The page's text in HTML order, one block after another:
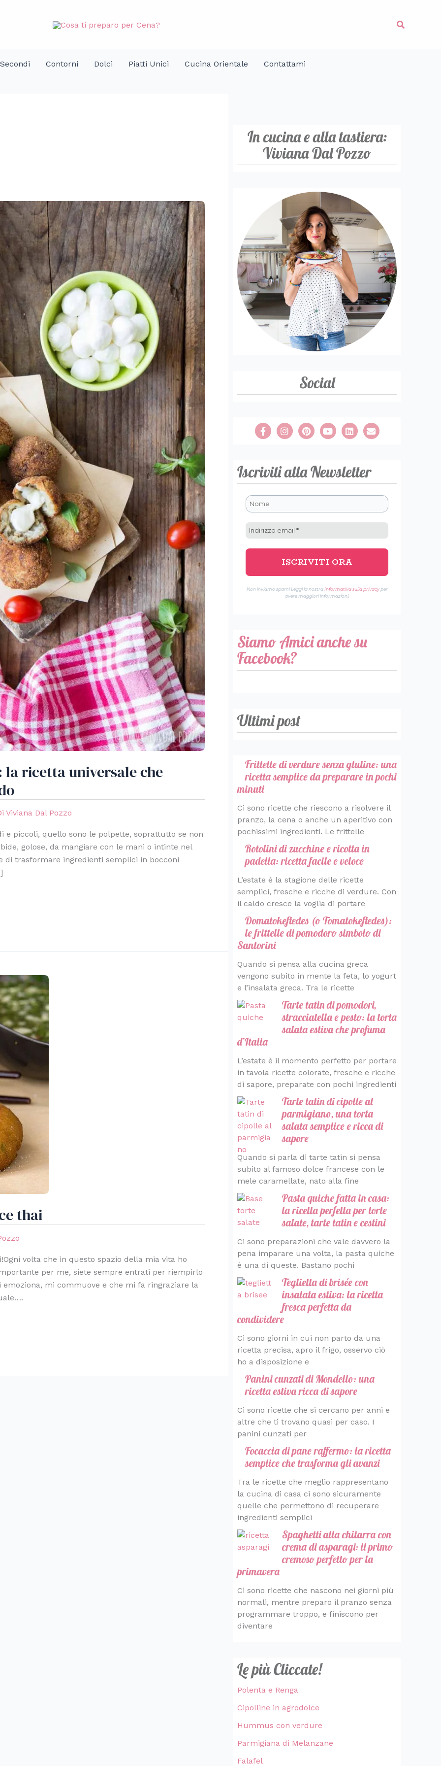
Cerca
Secondi Contorni Dolci Piatti Unici Cucina Orientale Contattami
la ricetta universale che
Viviana Dal Pozzo
e piccoli, quello sono le polpette, soprattutto se non
golose, da mangiare con le mani o intinte nel
di trasformare ingredienti semplici in bocconi
thai
volta che in questo spazio della mia vita ho
per me, siete sempre entrati per riempirlo
mi commuove e che mi fa ringraziare la
In cucina e alla tastiera:
Viviana Dal Pozzo
Social
Iscriviti alla Newsletter
Non inviamo spam! Leggi la nostraInformativa sulla privacyper
avere maggiori informazioni.
Siamo Amici anche su
Facebook?
Ultimi post
Frittelle di verdure senza glutine: una
ricetta semplice da preparare in pochi
minuti
Ci sono ricette che riescono a risolvere il
pranzo, la cena o anche un aperitivo con
pochissimi ingredienti. Le frittelle
Rotolini di zucchine e ricotta in
padella: ricetta facile e veloce
L’estate è la stagione delle ricette
semplici, fresche e ricche di verdure. Con
il caldo cresce la voglia di portare
Domatokeftedes (o Tomatokeftedes):
le frittelle di pomodoro simbolo di
Santorini
Quando si pensa alla cucina greca
vengono subito in mente la feta, lo yogurt
e l’insalata greca. Tra le ricette
Tarte tatin di pomodori,
stracciatella e pesto: la torta
salata estiva che profuma
d’Italia
L’estate è il momento perfetto per portare
in tavola ricette colorate, fresche e ricche
di sapore, preparate con pochi ingredienti
Tarte tatin di cipolle al
parmigiano, una torta
salata semplice e ricca di
sapore
Quando si parla di tarte tatin si pensa
subito al famoso dolce francese con le
mele caramellate, nato alla fine
Pasta quiche fatta in casa:
la ricetta perfetta per torte
salate, tarte tatin e cestini
Ci sono preparazioni che vale davvero la
pena imparare una volta, la pasta quiche
è una di queste. Bastano pochi
Teglietta di brisée con
insalata estiva: la ricetta
fresca perfetta da
condividere
Ci sono giorni in cui non parto da una
ricetta precisa, apro il frigo, osservo ciò
ho a disposizione e
Panini cunzati di Mondello: una
ricetta estiva ricca di sapore
Ci sono ricette che si cercano per anni e
altre che ti trovano quasi per caso. I
panini cunzati per
Focaccia di pane raffermo: la ricetta
semplice che trasforma gli avanzi
Tra le ricette che meglio rappresentano
la cucina di casa ci sono sicuramente
quelle che permettono di recuperare
ingredienti semplici
Spaghetti alla chitarra con
crema di asparagi: il primo
cremoso perfetto per la
primavera
Ci sono ricette che nascono nei giorni più
normali, mentre preparo il pranzo senza
programmare troppo, e finiscono per
diventare
Le più Cliccate!
Polenta e Renga
Cipolline in agrodolce
Hummus con verdure
Parmigiana di Melanzane
Falafel